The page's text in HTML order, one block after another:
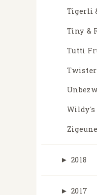
Tigerli
Tiny &
Tutti
Twister
Wildy's
► 2018
► 2017